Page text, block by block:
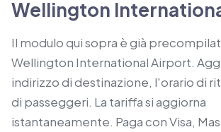
Wellington
Il modulo qui sopra è già
Wellington International Airport.
indirizzo di destinazione, l'orario di
di passeggeri. La tariffa si aggiorna
istantaneamente. Paga con Visa,